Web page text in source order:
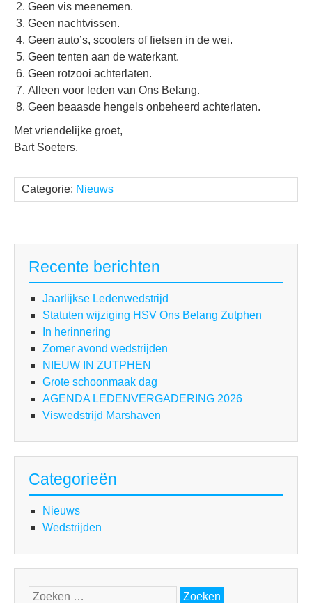
Geen vis meenemen.
Geen nachtvissen.
Geen auto’s, scooters of fietsen in de wei.
Geen tenten aan de waterkant.
Geen rotzooi achterlaten.
Alleen voor leden van Ons Belang.
Geen beaasde hengels onbeheerd achterlaten.
Met vriendelijke groet,
Bart Soeters.
Categorie: Nieuws
Recente berichten
Jaarlijkse Ledenwedstrijd
Statuten wijziging HSV Ons Belang Zutphen
In herinnering
Zomer avond wedstrijden
NIEUW IN ZUTPHEN
Grote schoonmaak dag
AGENDA LEDENVERGADERING 2026
Viswedstrijd Marshaven
Categorieën
Nieuws
Wedstrijden
Zoeken